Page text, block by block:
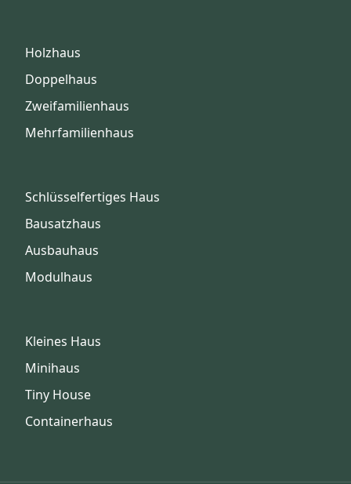
Holzhaus
Doppelhaus
Zweifamilienhaus
Mehrfamilienhaus
Schlüsselfertiges Haus
Bausatzhaus
Ausbauhaus
Modulhaus
Kleines Haus
Minihaus
Tiny House
Containerhaus